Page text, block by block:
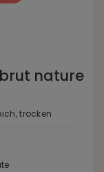
nature
trocken